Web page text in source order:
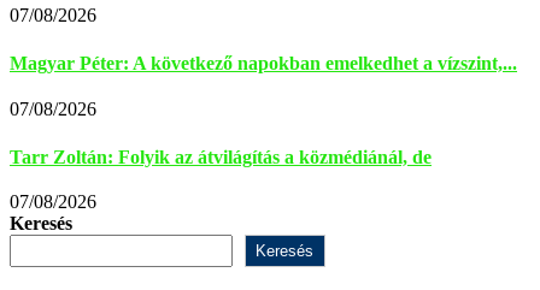
07/08/2026
Magyar Péter: A következő napokban emelkedhet a vízszint,...
07/08/2026
Tarr Zoltán: Folyik az átvilágítás a közmédiánál, de
07/08/2026
Keresés
Keresés